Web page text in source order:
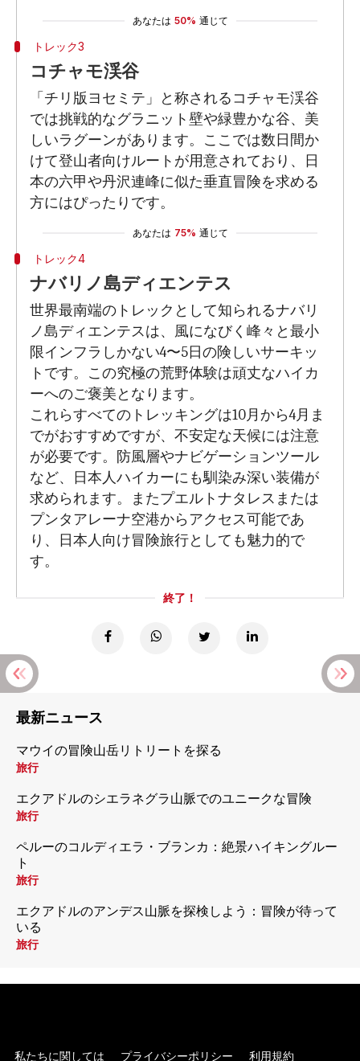
あなたは 50% 通じて
トレック3
コチャモ渓谷
「チリ版ヨセミテ」と称されるコチャモ渓谷
では挑戦的なグラニット壁や緑豊かな谷、美
しいラグーンがあります。ここでは数日間か
けて登山者向けルートが用意されており、日
本の六甲や丹沢連峰に似た垂直冒険を求める
方にはぴったりです。
あなたは 75% 通じて
トレック4
ナバリノ島ディエンテス
世界最南端のトレックとして知られるナバリ
ノ島ディエンテスは、風になびく峰々と最小
限インフラしかない4〜5日の険しいサーキッ
トです。この究極の荒野体験は頑丈なハイカ
ーへのご褒美となります。
これらすべてのトレッキングは10月から4月ま
でがおすすめですが、不安定な天候には注意
が必要です。防風層やナビゲーションツール
など、日本人ハイカーにも馴染み深い装備が
求められます。またプエルトナタレスまたは
プンタアレーナ空港からアクセス可能であ
り、日本人向け冒険旅行としても魅力的で
す。
終了！
最新ニュース
マウイの冒険山岳リトリートを探る
旅行
エクアドルのシエラネグラ山脈でのユニークな冒険
旅行
ペルーのコルディエラ・ブランカ：絶景ハイキングルー
ト
旅行
エクアドルのアンデス山脈を探検しよう：冒険が待って
いる
旅行
私たちに関しては プライバシーポリシー 利用規約